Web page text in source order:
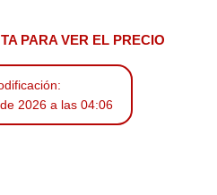
PARA VER EL PRECIO
2026 a las 04:06